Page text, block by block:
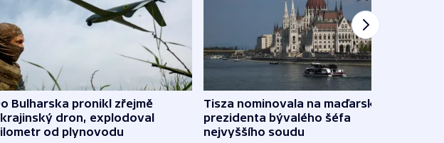
Bulharska pronikl zřejmě
dron, explodoval
od plynovodu
Tisza nominovala na maďarského
prezidenta bývalého šéfa
nejvyššího soudu